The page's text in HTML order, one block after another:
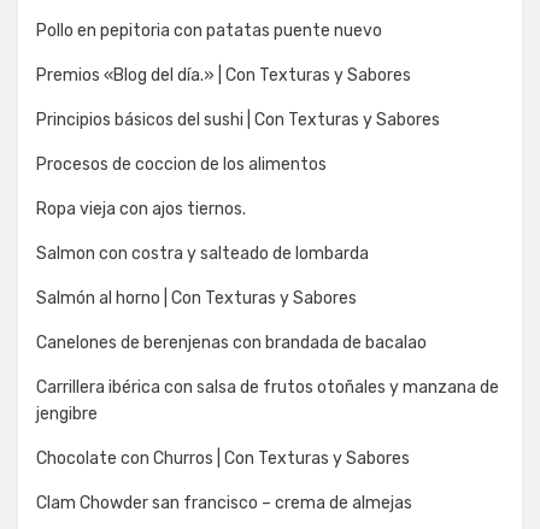
Pollo en pepitoria con patatas puente nuevo
Premios «Blog del día.» | Con Texturas y Sabores
Principios básicos del sushi | Con Texturas y Sabores
Procesos de coccion de los alimentos
Ropa vieja con ajos tiernos.
Salmon con costra y salteado de lombarda
Salmón al horno | Con Texturas y Sabores
Canelones de berenjenas con brandada de bacalao
Carrillera ibérica con salsa de frutos otoñales y manzana de
jengibre
Chocolate con Churros | Con Texturas y Sabores
Clam Chowder san francisco – crema de almejas